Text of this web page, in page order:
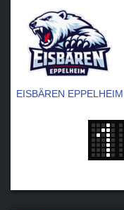
EISBÄREN EPPELHEIM